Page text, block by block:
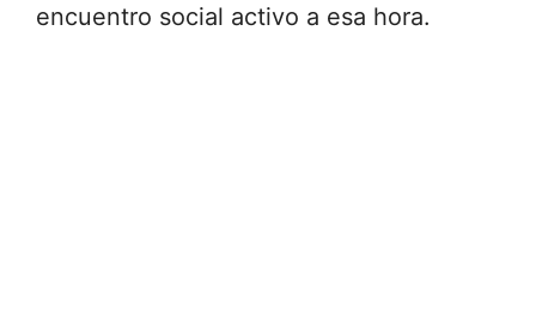
encuentro social activo a esa hora.